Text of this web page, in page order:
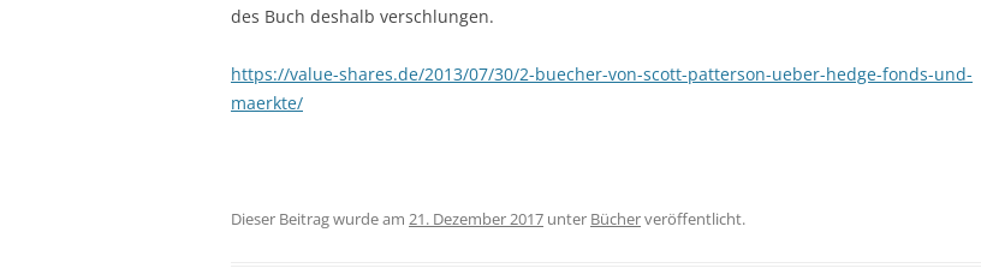
des Buch deshalb verschlungen.
https://value-shares.de/2013/07/30/2-buecher-von-scott-patterson-ueber-hedge-fonds-und-
maerkte/
Dieser Beitrag wurde am 21. Dezember 2017 unter Bücherveröffentlicht.